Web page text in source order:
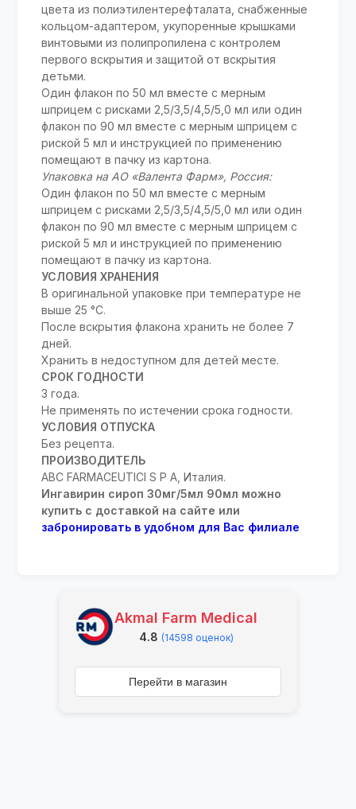
цвета из полиэтилентерефталата, снабженные
кольцом-адаптером, укупоренные крышками
винтовыми из полипропилена с контролем
первого вскрытия и защитой от вскрытия
детьми.
Один флакон по 50 мл вместе с мерным
шприцем с рисками 2,5/3,5/4,5/5,0 мл или один
флакон по 90 мл вместе с мерным шприцем с
риской 5 мл и инструкцией по применению
помещают в пачку из картона.
Упаковка на АО «Валента Фарм», Россия:
Один флакон по 50 мл вместе с мерным
шприцем с рисками 2,5/3,5/4,5/5,0 мл или один
флакон по 90 мл вместе с мерным шприцем с
риской 5 мл и инструкцией по применению
помещают в пачку из картона.
УСЛОВИЯ ХРАНЕНИЯ
В оригинальной упаковке при температуре не
выше 25 °С.
После вскрытия флакона хранить не более 7
дней.
Хранить в недоступном для детей месте.
СРОК ГОДНОСТИ
3 года.
Не применять по истечении срока годности.
УСЛОВИЯ ОТПУСКА
Без рецепта.
ПРОИЗВОДИТЕЛЬ
ABC FARMACEUTICI S P A, Италия.
Ингавирин сироп 30мг/5мл 90мл можно
купить с доставкой на сайте или
забронировать в удобном для Вас филиале
Akmal Farm Medical
4.8 (14598 оценок)
Перейти в магазин